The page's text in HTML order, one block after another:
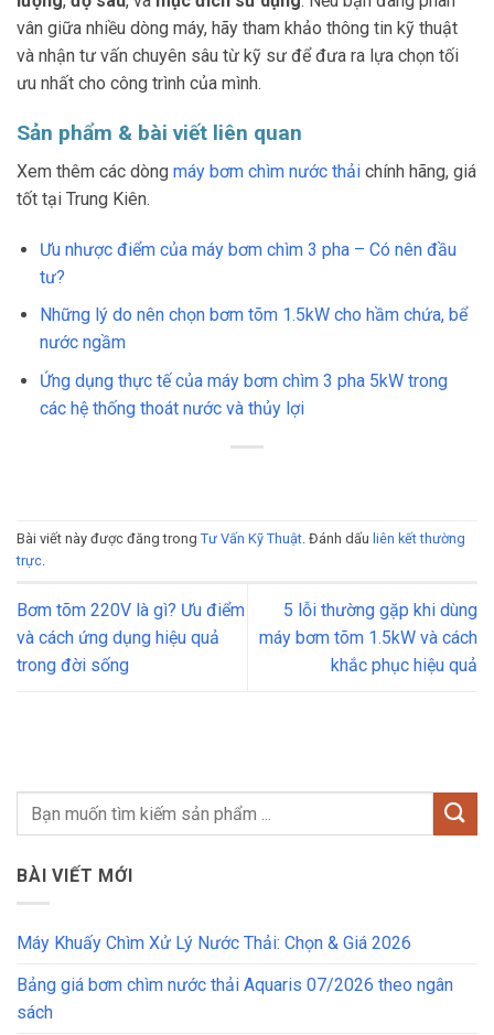
vân giữa nhiều dòng máy, hãy tham khảo thông tin kỹ thuật
và nhận tư vấn chuyên sâu từ kỹ sư để đưa ra lựa chọn tối
ưu nhất cho công trình của mình.
Sản phẩm & bài viết liên quan
Xem thêm các dòng máy bơm chìm nước thải chính hãng, giá
tốt tại Trung Kiên.
Ưu nhược điểm của máy bơm chìm 3 pha – Có nên đầu
tư?
Những lý do nên chọn bơm tõm 1.5kW cho hầm chứa, bể
nước ngầm
Ứng dụng thực tế của máy bơm chìm 3 pha 5kW trong
các hệ thống thoát nước và thủy lợi
Bài viết này được đăng trong Tư Vấn Kỹ Thuật. Đánh dấu liên kết thường
trực.
Bơm tõm 220V là gì? Ưu điểm
và cách ứng dụng hiệu quả
trong đời sống
5 lỗi thường gặp khi dùng
máy bơm tõm 1.5kW và cách
khắc phục hiệu quả
BÀI VIẾT MỚI
Máy Khuấy Chìm Xử Lý Nước Thải: Chọn & Giá 2026
Bảng giá bơm chìm nước thải Aquaris 07/2026 theo ngân
sách